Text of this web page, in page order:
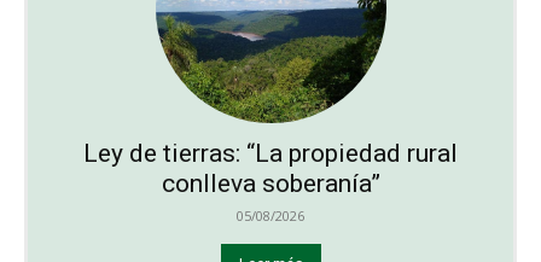
Ley de tierras: “La propiedad rural
conlleva soberanía”
05/08/2026